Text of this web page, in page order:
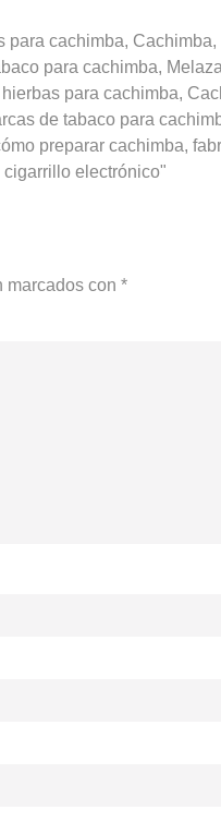
cachimba,
para cachimba,
para cachimba,
de tabaco para
preparar cachimba,
electrónico"
marcados con *